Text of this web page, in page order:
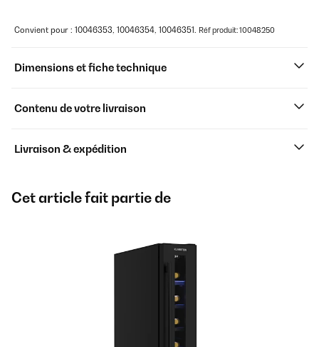
Convient pour : 10046353, 10046354, 10046351. Réf produit: 10048250
Dimensions et fiche technique
Contenu de votre livraison
Livraison & expédition
Cet article fait partie de